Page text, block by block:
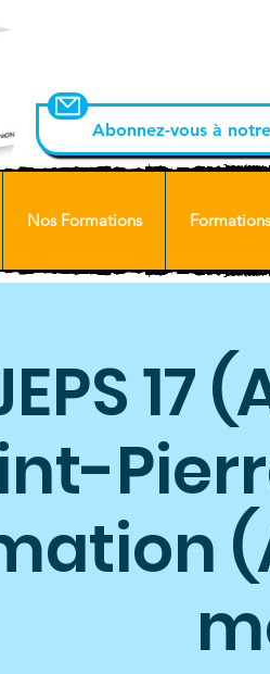
Abonnez-vous à
Nos Formations
17